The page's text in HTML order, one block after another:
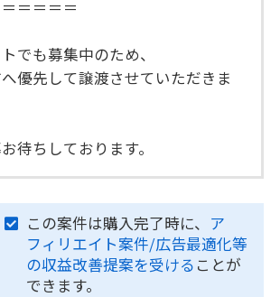
＝＝＝＝
でも募集中のため、
優先して譲渡させていただきま
待ちしております。
この案件は購入完了時に、 ア
フィリエイト案件/広告最適化等
の収益改善提案を受ける ことが
できます。